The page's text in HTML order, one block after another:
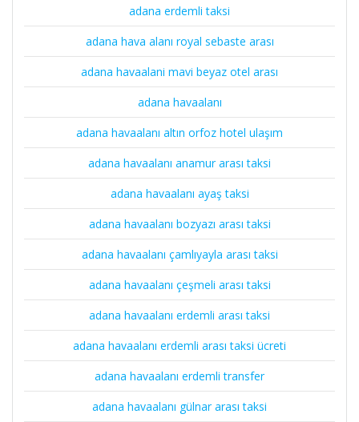
adana erdemli taksi
adana hava alanı royal sebaste arası
adana havaalani mavi beyaz otel arası
adana havaalanı
adana havaalanı altın orfoz hotel ulaşım
adana havaalanı anamur arası taksi
adana havaalanı ayaş taksi
adana havaalanı bozyazı arası taksi
adana havaalanı çamlıyayla arası taksi
adana havaalanı çeşmeli arası taksi
adana havaalanı erdemli arası taksi
adana havaalanı erdemli arası taksi ücreti
adana havaalanı erdemli transfer
adana havaalanı gülnar arası taksi